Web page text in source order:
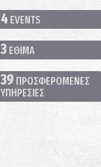
4 EVENTS
3 ΕΘΙΜΑ
39 ΠΡΟΣΦΕΡΟΜΕΝΕΣ
ΥΠΗΡΕΣΙΕΣ